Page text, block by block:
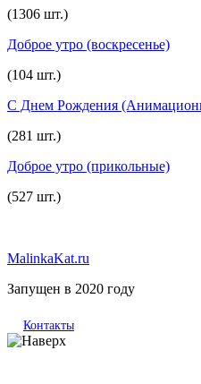
(1306 шт.)
Доброе утро (воскресенье)
(104 шт.)
С Днем Рождения
(281 шт.)
Доброе утро (прикольные)
(527 шт.)
MalinkaKat.ru
Запущен в 2020 году
Контакты